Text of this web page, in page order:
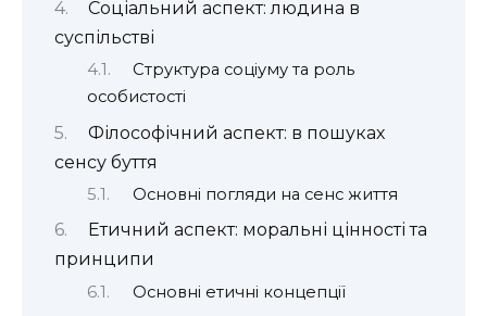
Соціальний аспект: людина в
суспільстві
Структура соціуму та роль
особистості
Філософічний аспект: в пошуках
сенсу буття
Основні погляди на сенс життя
Етичний аспект: моральні цінності та
принципи
Основні етичні концепції